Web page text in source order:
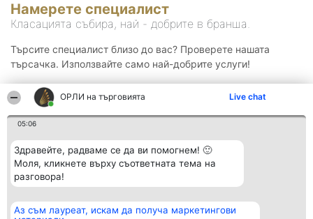
ОРЛИ на търговията Live chat
05:06
Здравейте, радваме се да ви помогнем! 🙂
Моля, кликнете върху съответната тема на
разговора!
Аз съм лауреат, искам да получа маркетингови
Намерете специалист
Класацията събира, най - добрите в бранша.
Търсите специалист близо до вас? Проверете нашата
търсачка. Използвайте само най-добрите услуги!
Организатор на
Класация Контакти